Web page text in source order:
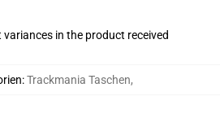
in the product received
:Trackmania Taschen,